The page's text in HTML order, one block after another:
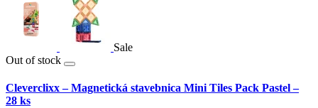
Sale
Out of stock
Cleverclixx – Magnetická stavebnica Mini Tiles Pack Pastel –
28 ks